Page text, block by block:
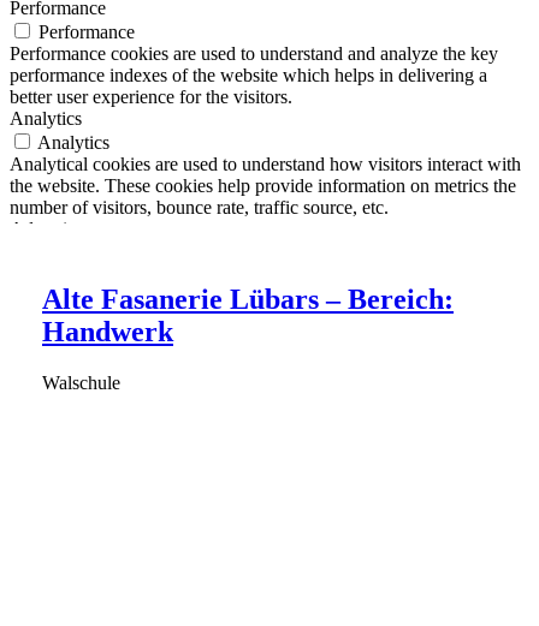
VJF 3.1 Berlin Spring Camp
30.03.26 - 11.04.26
VJF 3.2 Berlin Renovation
Berlin 27.04.2026 - 09.05.2026
Alte Fasanerie Lübars – Bereich:
Handwerk
Walschule
Performance
Performance
Performance cookies are used to understand and analyze the key
performance indexes of the website which helps in delivering a
better user experience for the visitors.
Analytics
Analytics
Analytical cookies are used to understand how visitors interact with
the website. These cookies help provide information on metrics the
number of visitors, bounce rate, traffic source, etc.
Advertisement
and marketing campaigns. These cookies track visitors across
websites and collect information to provide customized ads.
Others
Other uncategorized cookies are those that are being analyzed and